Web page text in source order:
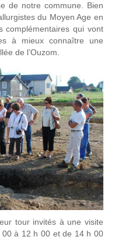
de notre commune. Bien
du Moyen Age en
complémentaires qui vont
à mieux connaître une
de l’Ouzom.
tour invités à une visite
à 12 h 00 et de 14 h 00